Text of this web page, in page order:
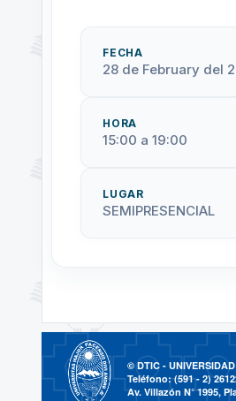
FECHA
28 de February del
HORA
15:00 a 19:00
LUGAR
SEMIPRESENCIAL
© DTIC -
Teléfono: (591 - 2)
Av. Villazón N° 1995,